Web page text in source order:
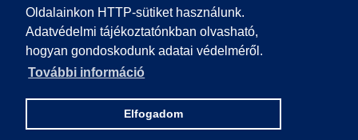
Oldalainkon HTTP-sütiket használunk.
Adatvédelmi tájékoztatónkban olvasható,
hogyan gondoskodunk adatai védelméről.
További információ
Elfogadom
KÖZÉRDEKŰ ADATOK
IMPRESSZUM